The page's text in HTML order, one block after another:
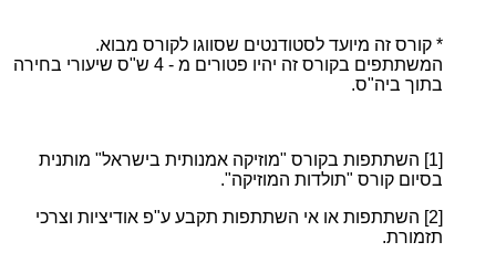
* קורס זה מיועד לסטודנטים שסווגו לקורס מבוא.
המשתתפים בקורס זה יהיו פטורים מ - 4 ש"ס שיעורי בחירה
בתוך ביה"ס.
[1]
השתתפות בקורס "מוזיקה אמנותית בישראל" מותנית
בסיום קורס "תולדות המוזיקה".
[2]
השתתפות או אי השתתפות תקבע ע"פ אודיציות וצרכי
תזמורת.